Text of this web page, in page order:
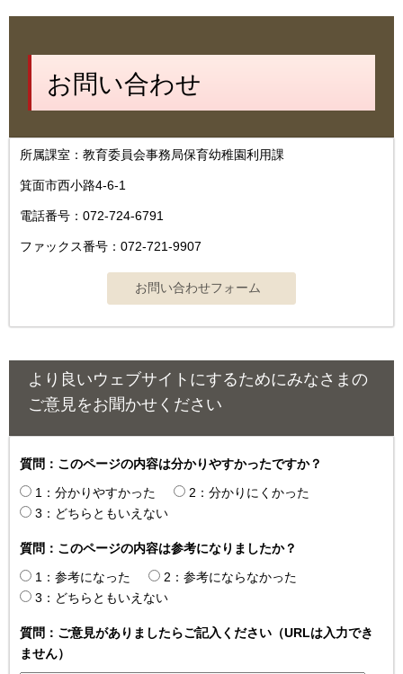
お問い合わせ
所属課室：教育委員会事務局保育幼稚園利用課
箕面市西小路4‐6‐1
電話番号：072-724-6791
ファックス番号：072-721-9907
より良いウェブサイトにするためにみなさまの
ご意見をお聞かせください
質問：このページの内容は分かりやすかったですか？
1：分かりやすかった
2：分かりにくかった
3：どちらともいえない
質問：このページの内容は参考になりましたか？
1：参考になった
2：参考にならなかった
3：どちらともいえない
質問：ご意見がありましたらご記入ください（URLは入力でき
ません）